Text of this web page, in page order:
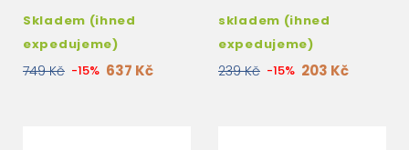
Skladem (ihned
expedujeme)
749 Kč -15% 637 Kč
skladem (ihned
expedujeme)
239 Kč -15% 203 Kč